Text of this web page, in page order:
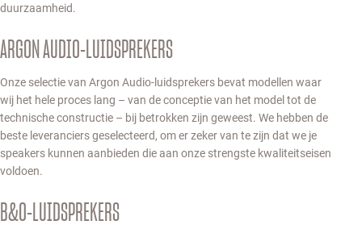
duurzaamheid.
ARGON AUDIO-LUIDSPREKERS
Onze selectie van Argon Audio-luidsprekers bevat modellen waar
wij het hele proces lang – van de conceptie van het model tot de
technische constructie – bij betrokken zijn geweest. We hebben de
beste leveranciers geselecteerd, om er zeker van te zijn dat we je
speakers kunnen aanbieden die aan onze strengste kwaliteitseisen
voldoen.
B&O-LUIDSPREKERS